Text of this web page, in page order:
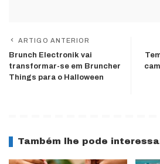
ARTIGO ANTERIOR
Brunch Electronik vai
transformar-se em Bruncher
Things para o Halloween
Também lhe pode